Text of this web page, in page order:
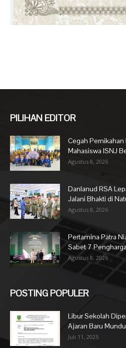
PILIHAN EDITOR
Cegah
Mahasiswa ISNJ
Agustus 8, 2026
Danlanud RSA
Jalani Bhakti di
Agustus 8, 2026
Pertamina Patra
Sabet 7
Agustus 8, 2026
POSTING POPULER
Libur Sekolah
Ajaran Baru
Juli 11, 2025